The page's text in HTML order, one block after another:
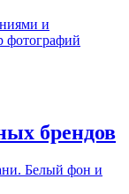
и
фотографий
брендов
Белый фон и